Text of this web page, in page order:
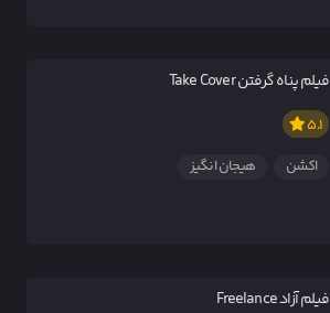
فیلم پناه گرفتن Take Cover
5.1
اکشن
هیجان انگیز
فیلم آزاد Freelance